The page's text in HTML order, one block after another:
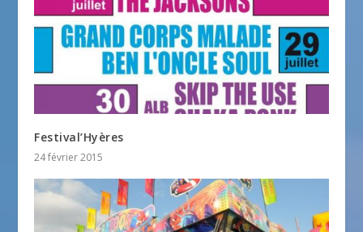
Festival’Hyères
24 février 2015